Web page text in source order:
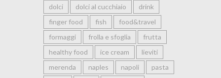
dolci
dolci al cucchiaio
drink
finger food
fish
food&travel
formaggi
frolla e sfoglia
frutta
healthy food
ice cream
lieviti
merenda
naples napoli
pasta